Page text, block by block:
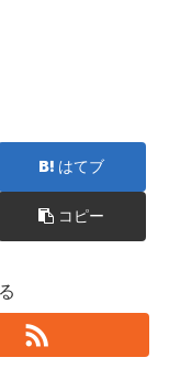
はてブ
コピー